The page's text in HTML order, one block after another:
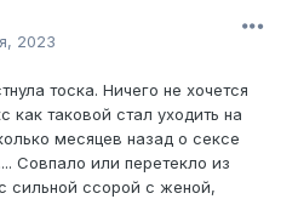
2023
тоска. Ничего не хочется
как таковой стал уходить на
месяцев назад о сексе
Совпало или перетекло из
сильной ссорой с женой,